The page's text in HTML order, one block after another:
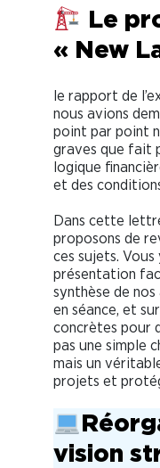
Le
« New
le rapport de
nous avions
point par point
graves que fait
logique
et des
Dans cette
proposons de
ces sujets.
présentation
synthèse de
en séance, et
concrètes pour
pas une simple
mais un
projets et
vision